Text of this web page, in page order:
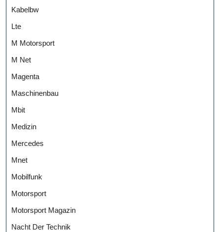
Kabelbw
Lte
M Motorsport
M Net
Magenta
Maschinenbau
Mbit
Medizin
Mercedes
Mnet
Mobilfunk
Motorsport
Motorsport Magazin
Nacht Der Technik